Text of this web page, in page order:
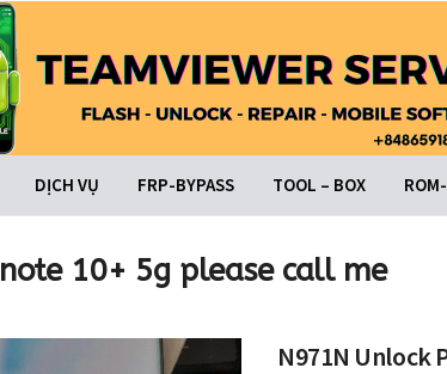
DỊCH VỤ FRP-BYPASS TOOL – BOX
note 10+ 5g please call me
N971N Unlock